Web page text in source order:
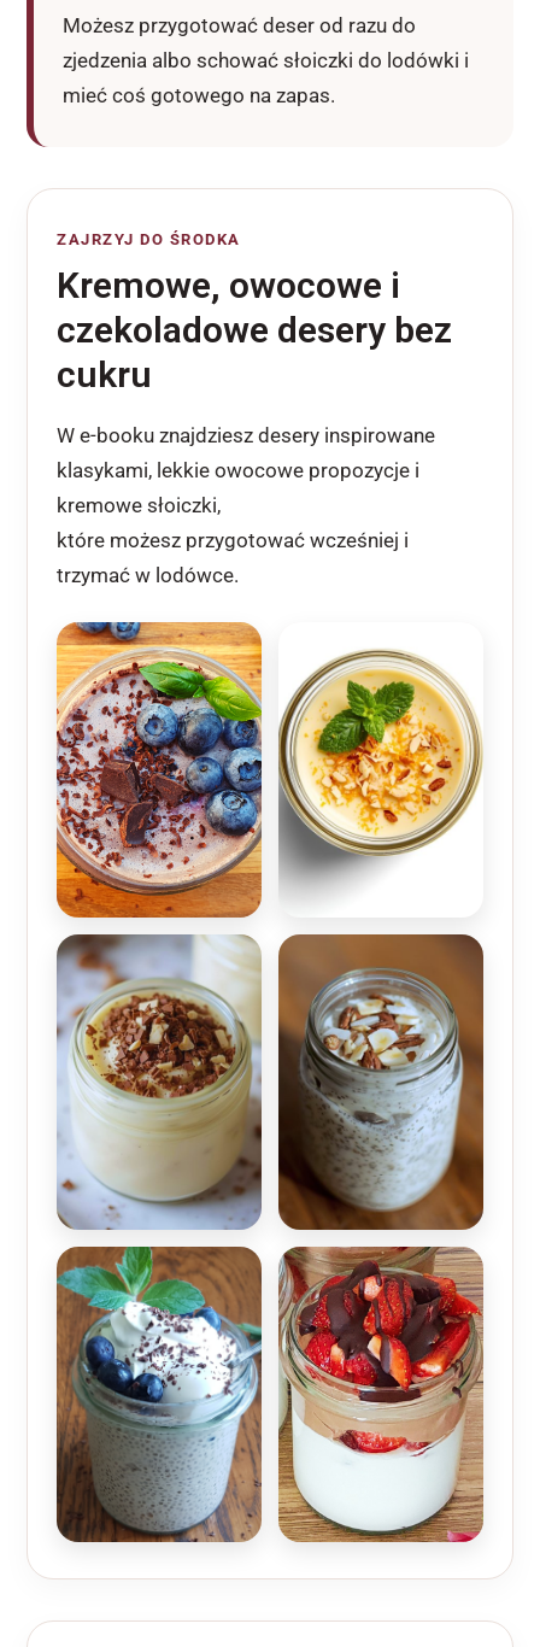
Możesz przygotować deser od razu do
zjedzenia albo schować słoiczki do lodówki i
mieć coś gotowego na zapas.
ZAJRZYJ DO ŚRODKA
Kremowe, owocowe i
czekoladowe desery bez
cukru
W e-booku znajdziesz desery inspirowane
klasykami, lekkie owocowe propozycje i
kremowe słoiczki,
które możesz przygotować wcześniej i
trzymać w lodówce.